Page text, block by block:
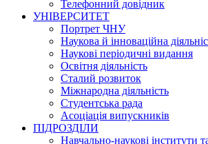
Телефонний довідник
УНІВЕРСИТЕТ
Портрет ЧНУ
Наукова й інноваційна
Наукові періодичні видання
Освітня діяльність
Сталий розвиток
Міжнародна діяльність
Студентська рада
Асоціація випускників
ПІДРОЗДІЛИ
Навчально-наукові інститути